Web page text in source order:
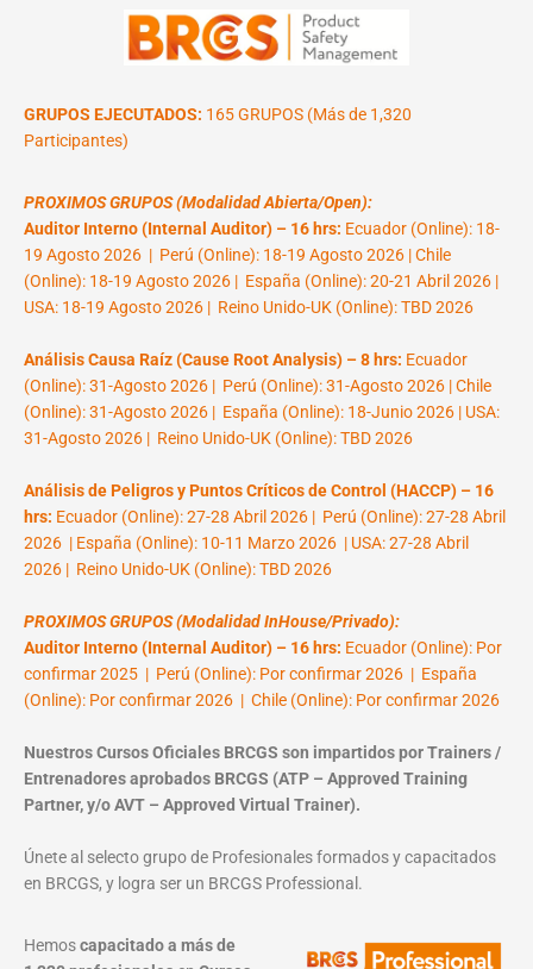
GRUPOS EJECUTADOS: 165 GRUPOS (Más de 1,320
Participantes)
PROXIMOS GRUPOS (Modalidad Abierta/Open):
Auditor Interno (Internal Auditor) – 16 hrs: Ecuador (Online): 18-
19 Agosto 2026 | Perú (Online): 18-19 Agosto 2026 | Chile
(Online): 18-19 Agosto 2026 | España (Online): 20-21 Abril 2026 |
USA: 18-19 Agosto 2026 | Reino Unido-UK (Online): TBD 2026
Análisis Causa Raíz (Cause Root Analysis) – 8 hrs: Ecuador
(Online): 31-Agosto 2026 | Perú (Online): 31-Agosto 2026 | Chile
(Online): 31-Agosto 2026 | España (Online): 18-Junio 2026 | USA:
31-Agosto 2026 | Reino Unido-UK (Online): TBD 2026
Análisis de Peligros y Puntos Críticos de Control (HACCP) – 16
hrs: Ecuador (Online): 27-28 Abril 2026 | Perú (Online): 27-28 Abril
2026 | España (Online): 10-11 Marzo 2026 | USA: 27-28 Abril
2026 | Reino Unido-UK (Online): TBD 2026
PROXIMOS GRUPOS (Modalidad InHouse/Privado):
Auditor Interno (Internal Auditor) – 16 hrs: Ecuador (Online): Por
confirmar 2025 | Perú (Online): Por confirmar 2026 | España
(Online): Por confirmar 2026 | Chile (Online): Por confirmar 2026
Nuestros Cursos Oficiales BRCGS son impartidos por Trainers /
Entrenadores aprobados BRCGS (ATP – Approved Training
Partner, y/o AVT – Approved Virtual Trainer).
Únete al selecto grupo de Profesionales formados y capacitados
en BRCGS, y logra ser un BRCGS Professional.
Hemoscapacitado a más de